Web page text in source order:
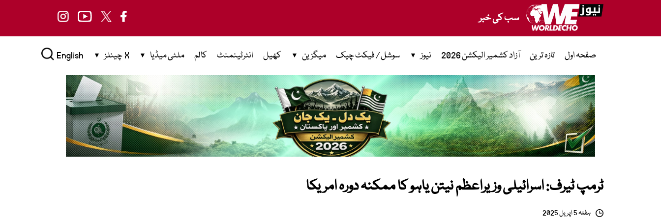
سب کی خبر
صفحہ اول تازہ ترین آزاد کشمیر الیکشن 2026 نیوز سوشل / فیکٹ چیک میگزین کھیل انٹرٹینمنٹ کالم ملٹی میڈیا X چینلز English
ٹرمپ ٹیرف: اسرائیلی وزیراعظم نیتن یاہو کا ممکنہ دورہ امریکا
ہفتہ 5 اپریل 2025